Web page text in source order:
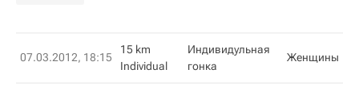
07.03.2012, 18:15
15 km
Individual
Индивидульная
гонка
Женщины